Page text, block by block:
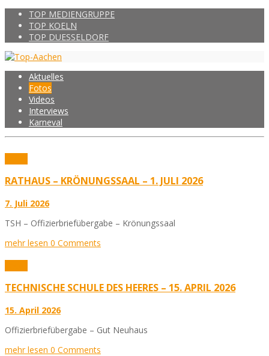
TOP MEDIENGRUPPE
TOP KOELN
TOP DUESSELDORF
Aktuelles
Fotos
Videos
Interviews
Karneval
RATHAUS – KRÖNUNGSSAAL – 1. JULI 2026
7. Juli 2026
TSH – Offizierbriefübergabe – Krönungssaal
mehr lesen 0 Comments
TECHNISCHE SCHULE DES HEERES – 15. APRIL 2026
15. April 2026
Offizierbriefübergabe – Gut Neuhaus
mehr lesen 0 Comments